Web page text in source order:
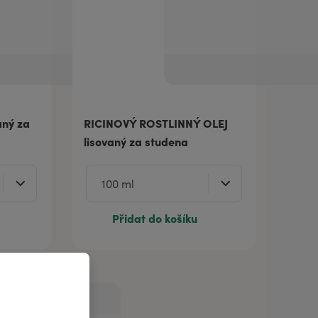
za
RICINOVÝ ROSTLINNÝ OLEJ
lisovaný za studena
Přidat do košíku